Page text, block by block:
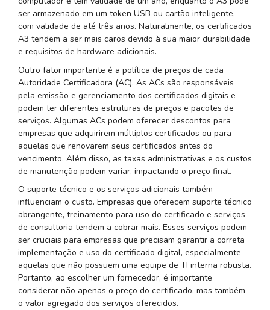
ser armazenado em um token USB ou cartão inteligente,
com validade de até três anos. Naturalmente, os certificados
A3 tendem a ser mais caros devido à sua maior durabilidade
e requisitos de hardware adicionais.
Outro fator importante é a política de preços de cada
Autoridade Certificadora (AC). As ACs são responsáveis
pela emissão e gerenciamento dos certificados digitais e
podem ter diferentes estruturas de preços e pacotes de
serviços. Algumas ACs podem oferecer descontos para
empresas que adquirirem múltiplos certificados ou para
aquelas que renovarem seus certificados antes do
vencimento. Além disso, as taxas administrativas e os custos
de manutenção podem variar, impactando o preço final.
O suporte técnico e os serviços adicionais também
influenciam o custo. Empresas que oferecem suporte técnico
abrangente, treinamento para uso do certificado e serviços
de consultoria tendem a cobrar mais. Esses serviços podem
ser cruciais para empresas que precisam garantir a correta
implementação e uso do certificado digital, especialmente
aquelas que não possuem uma equipe de TI interna robusta.
Portanto, ao escolher um fornecedor, é importante
considerar não apenas o preço do certificado, mas também
o valor agregado dos serviços oferecidos.